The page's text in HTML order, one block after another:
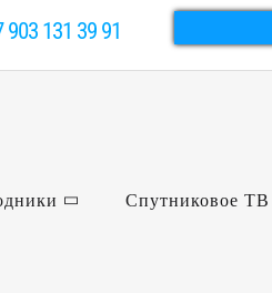
903 131 39 91
Спутниковое ТВ